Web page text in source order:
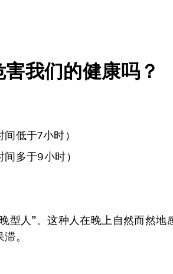
我们的健康吗？
低于7小时）
多于9小时）
型人”。这种人在晚上自然而然地
。